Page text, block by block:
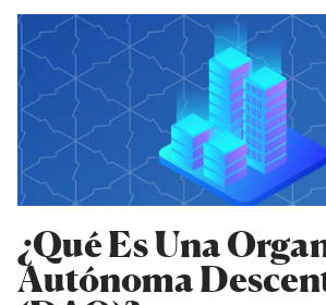
¿Qué Es Una
Autónoma